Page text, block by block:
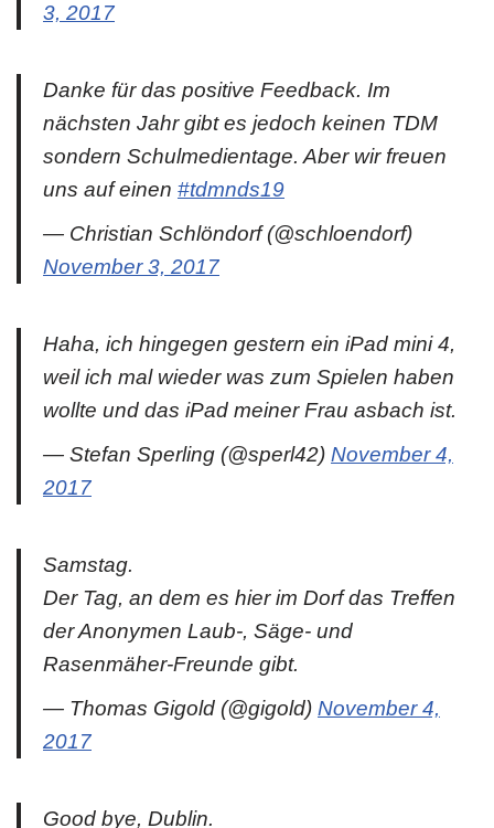
3, 2017
Danke für das positive Feedback. Im
nächsten Jahr gibt es jedoch keinen TDM
sondern Schulmedientage. Aber wir freuen
uns auf einen #tdmnds19
— Christian Schlöndorf (@schloendorf)
November 3, 2017
Haha, ich hingegen gestern ein iPad mini 4,
weil ich mal wieder was zum Spielen haben
wollte und das iPad meiner Frau asbach ist.
— Stefan Sperling (@sperl42) November 4,
2017
Samstag.
Der Tag, an dem es hier im Dorf das Treffen
der Anonymen Laub-, Säge- und
Rasenmäher-Freunde gibt.
— Thomas Gigold (@gigold) November 4,
2017
Good bye, Dublin.